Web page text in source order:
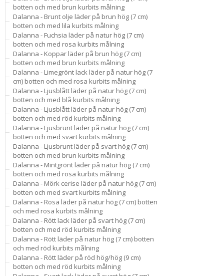
botten och med brun kurbits målning
Dalanna - Brunt olje läder på brun hög (7 cm)
botten och med lila kurbits målning
Dalanna - Fuchsia läder på natur hög (7 cm)
botten och med rosa kurbits målning
Dalanna - Koppar läder på brun hög (7 cm)
botten och med brun kurbits målning
Dalanna - Limegrönt lack läder på natur hög (7
cm) botten och med rosa kurbits målning
Dalanna - Ljusblått läder på natur hög (7 cm)
botten och med blå kurbits målning
Dalanna - Ljusblått läder på natur hög (7 cm)
botten och med röd kurbits målning
Dalanna - Ljusbrunt läder på natur hög (7 cm)
botten och med svart kurbits målning
Dalanna - Ljusbrunt läder på svart hög (7 cm)
botten och med brun kurbits målning
Dalanna - Mintgrönt läder på natur hög (7 cm)
botten och med rosa kurbits målning
Dalanna - Mörk cerise läder på natur hög (7 cm)
botten och med svart kurbits målning
Dalanna - Rosa läder på natur hög (7 cm) botten
och med rosa kurbits målning
Dalanna - Rött lack läder på svart hög (7 cm)
botten och med röd kurbits målning
Dalanna - Rött läder på natur hög (7 cm) botten
och med röd kurbits målning
Dalanna - Rött läder på röd hög/hög (9 cm)
botten och med röd kurbits målning